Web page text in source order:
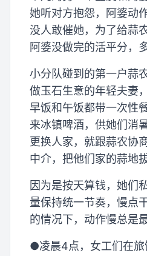
她听对方抱怨，阿婆动
没人敢催她，为了给蒜
阿婆没做完的活平分，
小分队碰到的第一户蒜
做玉石生意的年轻夫妻
早饭和午饭都带一次性
来冰镇啤酒，供她们消
更换人家，就跟蒜农协
中介，把他们家的蒜地
因为是按天算钱，她们
量保持统一节奏，慢
的情况下，动作慢总是
●凌晨4点，女工们在旅